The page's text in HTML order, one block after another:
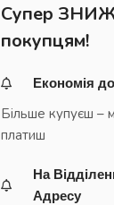
Супер
покупцям!
Економія
Більше купуєш –
платиш
На
Адресу